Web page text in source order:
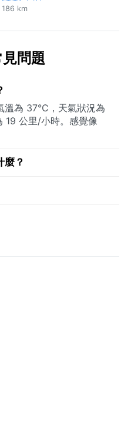
186 km
問題
溫為 37°C，天氣狀況為
19 公里/小時。感覺像
麼？